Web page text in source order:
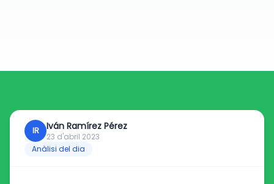
IR Iván Ramírez Pérez
23 d'abril 2023
Anàlisi del dia